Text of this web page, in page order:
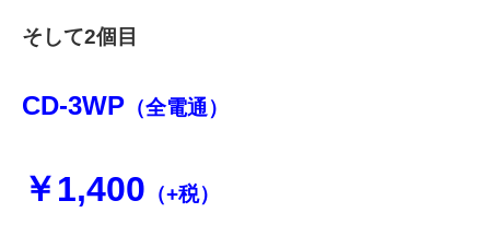
そして2個目
CD-3WP （全電通）
￥1,400 （+税）